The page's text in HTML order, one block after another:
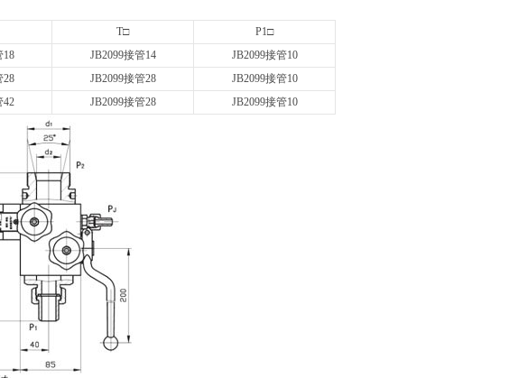
T□
P1□
18 JB2099接管14
JB2099接管10
28 JB2099接管28
JB2099接管10
42 JB2099接管28 JB2099接管10